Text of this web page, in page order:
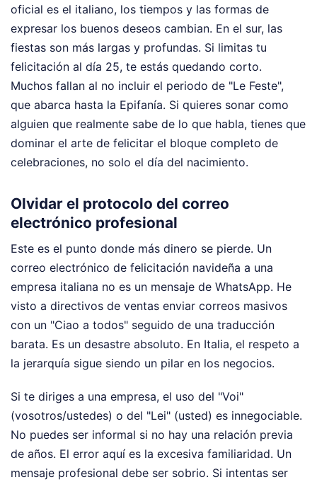
oficial es el italiano, los tiempos y las formas de
expresar los buenos deseos cambian. En el sur, las
fiestas son más largas y profundas. Si limitas tu
felicitación al día 25, te estás quedando corto.
Muchos fallan al no incluir el periodo de "Le Feste",
que abarca hasta la Epifanía. Si quieres sonar como
alguien que realmente sabe de lo que habla, tienes que
dominar el arte de felicitar el bloque completo de
celebraciones, no solo el día del nacimiento.
Olvidar el protocolo del correo
electrónico profesional
Este es el punto donde más dinero se pierde. Un
correo electrónico de felicitación navideña a una
empresa italiana no es un mensaje de WhatsApp. He
visto a directivos de ventas enviar correos masivos
con un "Ciao a todos" seguido de una traducción
barata. Es un desastre absoluto. En Italia, el respeto a
la jerarquía sigue siendo un pilar en los negocios.
Si te diriges a una empresa, el uso del "Voi"
(vosotros/ustedes) o del "Lei" (usted) es innegociable.
No puedes ser informal si no hay una relación previa
de años. El error aquí es la excesiva familiaridad. Un
mensaje profesional debe ser sobrio. Si intentas ser